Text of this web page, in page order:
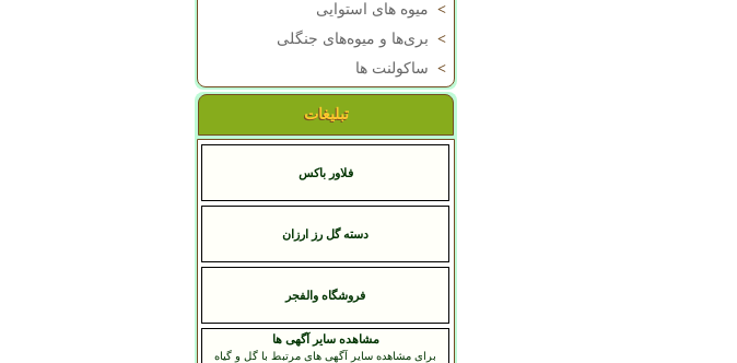
> میوه های استوایی
> بری‌ها و میوه‌های جنگلی
> ساکولنت ها
تبلیغات
فلاور باکس
دسته گل رز ارزان
فروشگاه والفجر
مشاهده سایر آگهی ها
برای مشاهده سایر آگهی های مرتبط با گل و گیاه